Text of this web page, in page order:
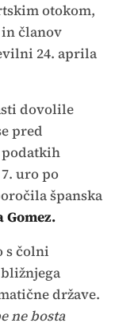
otokom,
članov
24. aprila
dovolile
pred
uro po
španska
Gomez.
s čolni
države.
ne bosta